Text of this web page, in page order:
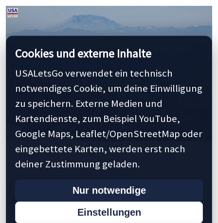
Previous 1 2 3 4 5 10 28
30
35
50 Next » Last »
Cookies und externe Inhalte
USALetsGo verwendet ein technisch
notwendiges Cookie, um deine Einwilligung
zu speichern. Externe Medien und
Kartendienste, zum Beispiel YouTube,
Google Maps, Leaflet/OpenStreetMap oder
eingebettete Karten, werden erst nach
deiner Zustimmung geladen.
Nur notwendige
Einstellungen